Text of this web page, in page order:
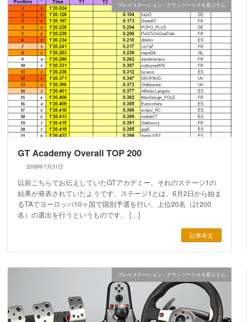
プレイステーション・グランツーリスモ系コラム
GT Academy Overall TOP 200
2008年7月31日
以前こちらでお伝えしていたGTアカデミー。それのステージ1の
結果が発表されていたようです。ステージ1とは、6月2日から始ま
るTAでヨーロッパ10ヶ国で国別予選を行い、上位20名（計200
名）の選出を行うというものです。 […]
記事本文
プレイステーション・グランツーリスモ系コラム